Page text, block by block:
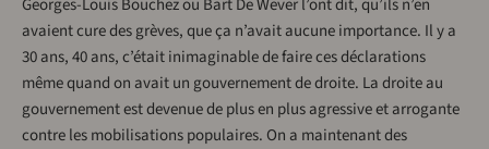
Georges-Louis Bouchez ou Bart De Wever l’ont dit, qu’ils n’en
avaient cure des grèves, que ça n’avait aucune importance. Il y a
30 ans, 40 ans, c’était inimaginable de faire ces déclarations
même quand on avait un gouvernement de droite. La droite au
gouvernement est devenue de plus en plus agressive et arrogante
contre les mobilisations populaires. On a maintenant des